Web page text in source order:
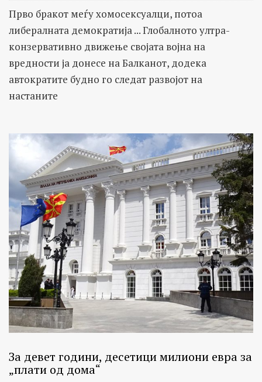
Прво бракот меѓу хомосексуалци, потоа
либералната демократија ... Глобалното ултра-
конзервативно движење својата војна на
вредности ја донесе на Балканот, додека
автократите будно го следат развојот на
настаните
За девет години, десетици милиони евра за
„плати од дома“